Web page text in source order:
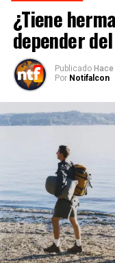
¿Tiene
depender
Publicado
Por Notifalcon